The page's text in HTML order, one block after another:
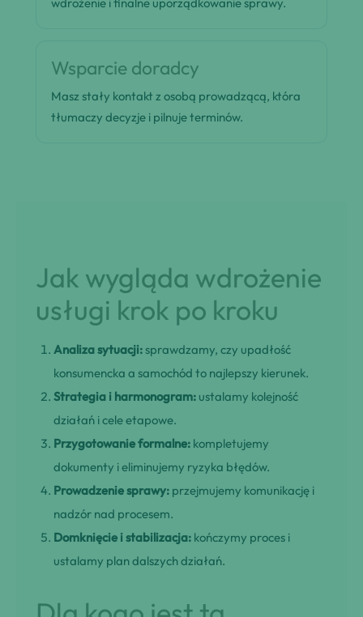
Wsparcie doradcy
Masz stały kontakt z osobą prowadzącą, która
tłumaczy decyzje i pilnuje terminów.
Jak wygląda wdrożenie
usługi krok po kroku
Analiza sytuacji: sprawdzamy, czy upadłość
konsumencka a samochód to najlepszy kierunek.
Strategia i harmonogram: ustalamy kolejność
działań i cele etapowe.
Przygotowanie formalne: kompletujemy
dokumenty i eliminujemy ryzyka błędów.
Prowadzenie sprawy: przejmujemy komunikację i
nadzór nad procesem.
Domknięcie i stabilizacja: kończymy proces i
ustalamy plan dalszych działań.